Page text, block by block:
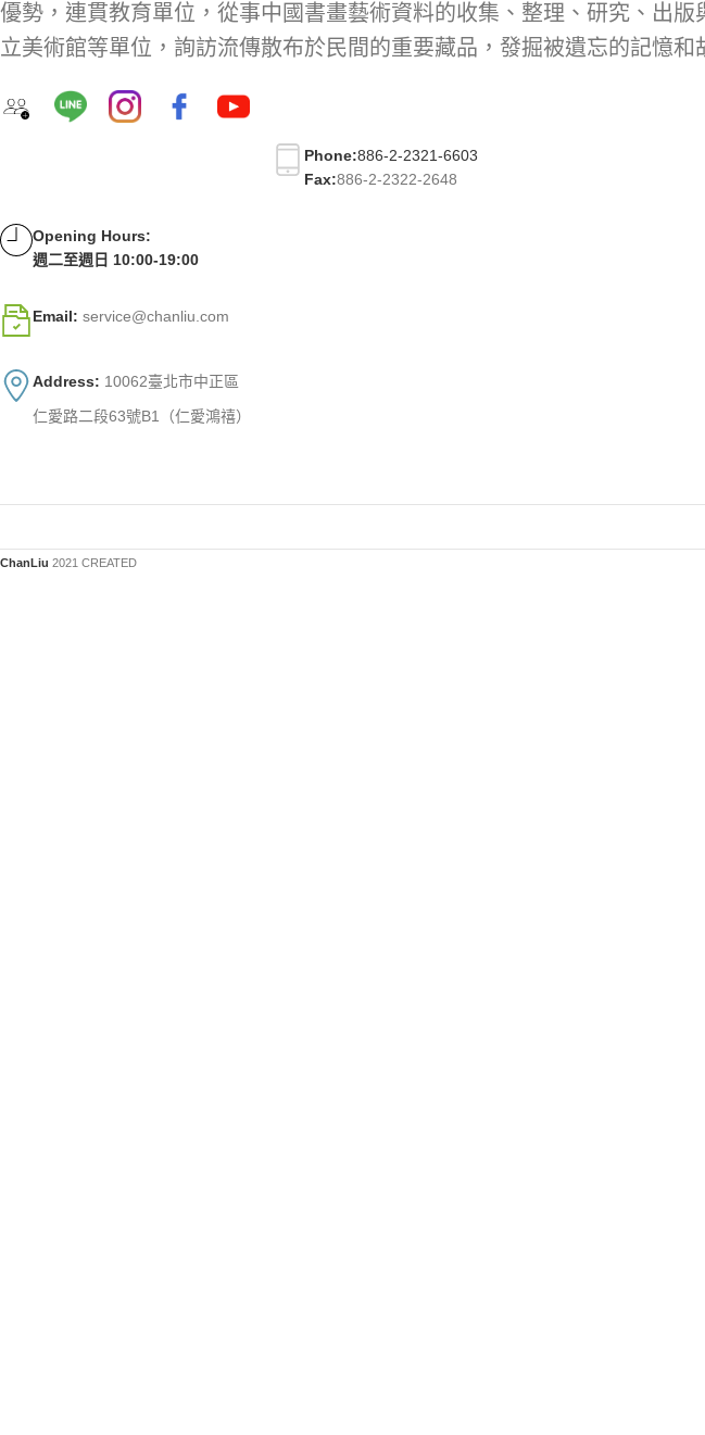
優勢，連貫教育單位，從事中國書畫藝術資料的收集、整理、研究、出
立美術館等單位，詢訪流傳散布於民間的重要藏品，發掘被遺忘的記憶和
Phone:886-2-2321-6603
Fax:886-2-2322-2648
Opening Hours:
週二至週日 10:00-19:00
Email: service@chanliu.com
Address: 10062臺北市中正區
仁愛路二段63號B1（仁愛鴻禧）
ChanLiu 2021 CREATED